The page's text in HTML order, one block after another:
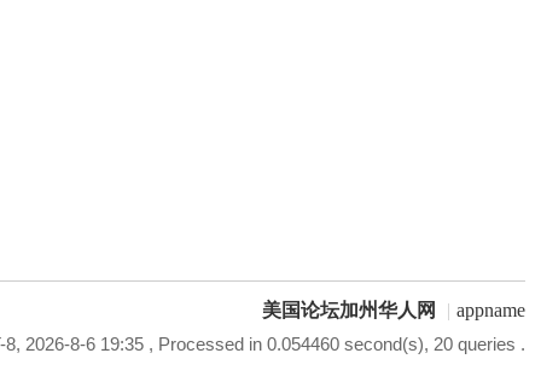
美国论坛加州华人网 | appname
8, 2026-8-6 19:35, Processed in 0.054460 second(s), 20 queries .